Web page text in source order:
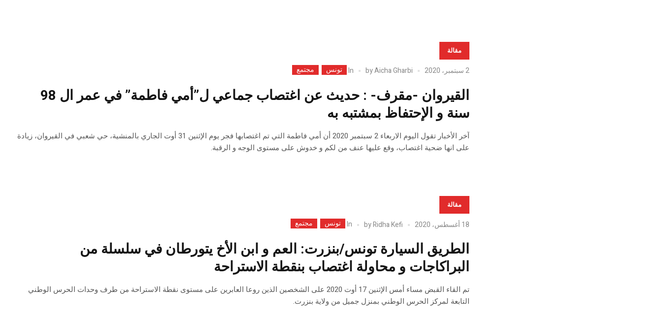
مقالة
2 سبتمبر، 2020 byAicha Gharbi
In تونس مجتمع
القيروان -مقرف- : حديث عن اغتصاب جماعي ل”أمي فاطمة” في عمر ال 98
سنة و الإحتفاظ بمشتبه به
آخر الأخبار تقول اليوم الاربعاء 2 سبتمبر 2020 أن أمي فاطمة التي تم اغتصابها فجر يوم الإثنين 31 أوت الجاري بالمنشية، حي شعبي في القيروان، زيادة
على انها ضحية اغتصاب، وقع عليها عنف من لكم و خدوش على مستوى الوجه و الرقبة.
مقالة
18 أغسطس، 2020 byRidha Kefi
In تونس مجتمع
الطريق السيارة تونس/بنزرت: العم و ابن الأخ يتورطان في سلسلة من
البراكاجات و محاولة اغتصاب بنقطة الاستراحة
تم القاء القبض مساء أمس الإثنين 17 أوت 2020 على الشخصين الذين روعا العابرين على مستوى نقطة الاستراحة من طرف وحدات الحرس الوطني
التابعة لمركز الحرس الوطني بمنزل جميل من ولاية بنزرت.